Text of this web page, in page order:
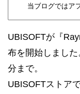
当ブログではア
UBISOFTが 『
布を開始しまし
分まで。
UBISOFTストア